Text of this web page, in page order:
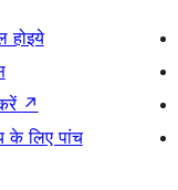
होइये
↗
के लिए पांच